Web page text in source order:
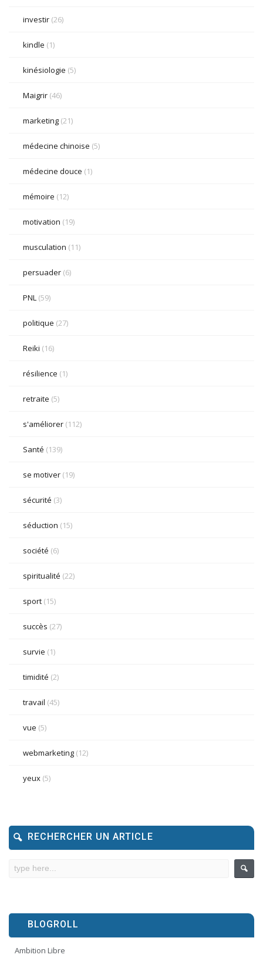
investir (26)
kindle (1)
kinésiologie (5)
Maigrir (46)
marketing (21)
médecine chinoise (5)
médecine douce (1)
mémoire (12)
motivation (19)
musculation (11)
persuader (6)
PNL (59)
politique (27)
Reiki (16)
résilience (1)
retraite (5)
s'améliorer (112)
Santé (139)
se motiver (19)
sécurité (3)
séduction (15)
société (6)
spiritualité (22)
sport (15)
succès (27)
survie (1)
timidité (2)
travail (45)
vue (5)
webmarketing (12)
yeux (5)
RECHERCHER UN ARTICLE
BLOGROLL
Ambition Libre